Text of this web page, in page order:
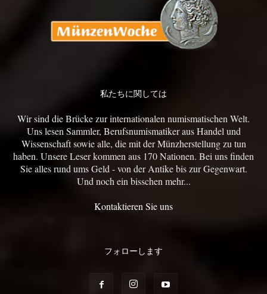
私たちに関しては
Wir sind die Brücke zur internationalen numismatischen Welt.
Uns lesen Sammler, Berufsnumismatiker aus Handel und
Wissenschaft sowie alle, die mit der Münzherstellung zu tun
haben. Unsere Leser kommen aus 170 Nationen. Bei uns finden
Sie alles rund ums Geld - von der Antike bis zur Gegenwart.
Und noch ein bisschen mehr...
Kontaktieren Sie uns
フォローします